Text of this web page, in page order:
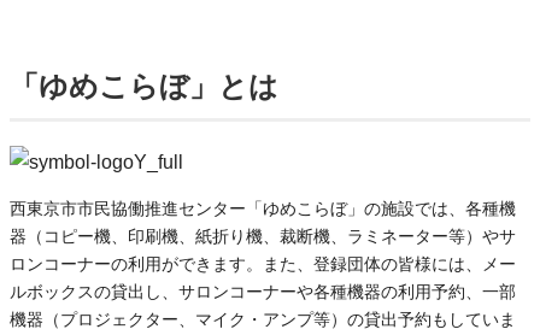
「ゆめこらぼ」とは
西東京市市民協働推進センター「ゆめこらぼ」の施設では、各種機
器（コピー機、印刷機、紙折り機、裁断機、ラミネーター等）やサ
ロンコーナーの利用ができます。また、登録団体の皆様には、メー
ルボックスの貸出し、サロンコーナーや各種機器の利用予約、一部
機器（プロジェクター、マイク・アンプ等）の貸出予約もしていま